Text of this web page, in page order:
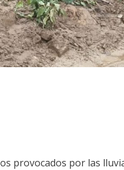
provocados por las